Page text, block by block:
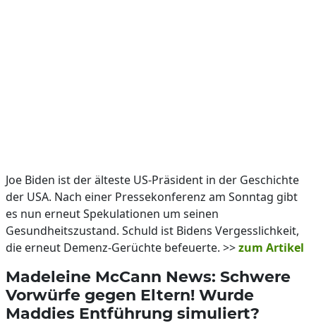
Joe Biden ist der älteste US-Präsident in der Geschichte
der USA. Nach einer Pressekonferenz am Sonntag gibt
es nun erneut Spekulationen um seinen
Gesundheitszustand. Schuld ist Bidens Vergesslichkeit,
die erneut Demenz-Gerüchte befeuerte. >>zum Artikel
Madeleine McCann News: Schwere
Vorwürfe gegen Eltern! Wurde
Maddies Entführung simuliert?